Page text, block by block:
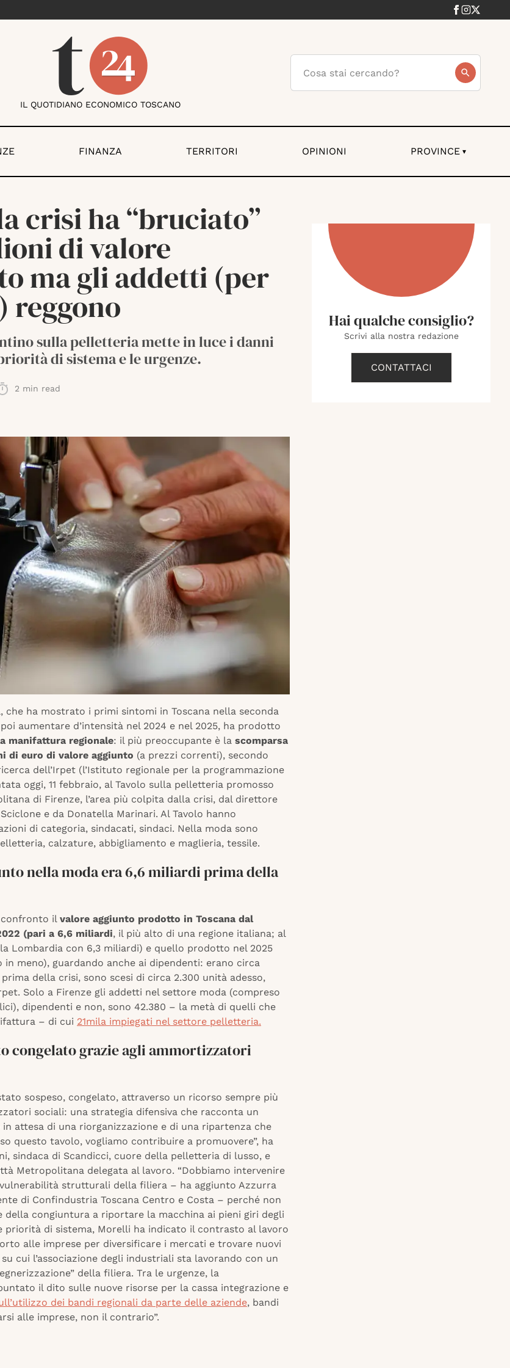
IL QUOTIDIANO ECONOMICO TOSCANO
FINANZA TERRITORI OPINIONI PROVINCE ▾
crisi ha “bruciato”
di valore
ma gli addetti (per
reggono
sulla pelletteria mette in luce i danni
di sistema e le urgenze.
2 min read
che ha mostrato i primi sintomi in Toscana nella seconda
aumentare d’intensità nel 2024 e nel 2025, ha prodotto
manifattura regionale: il più preoccupante è la scomparsa
di euro di valore aggiunto (a prezzi correnti), secondo
dell’Irpet (l’Istituto regionale per la programmazione
oggi, 11 febbraio, al Tavolo sulla pelletteria promosso
di Firenze, l’area più colpita dalla crisi, dal direttore
e da Donatella Marinari. Al Tavolo hanno
di categoria, sindacati, sindaci. Nella moda sono
calzature, abbigliamento e maglieria, tessile.
nella moda era 6,6 miliardi prima della
il valore aggiunto prodotto in Toscana dal
(pari a 6,6 miliardi, il più alto di una regione italiana; al
la Lombardia con 6,3 miliardi) e quello prodotto nel 2025
in meno), guardando anche ai dipendenti: erano circa
prima della crisi, sono scesi di circa 2.300 unità adesso,
Solo a Firenze gli addetti nel settore moda (compreso
dipendenti e non, sono 42.380 – la metà di quelli che
– di cui 21mila impiegati nel settore pelletteria.
congelato grazie agli ammortizzatori
sospeso, congelato, attraverso un ricorso sempre più
sociali: una strategia difensiva che racconta un
attesa di una riorganizzazione e di una ripartenza che
questo tavolo, vogliamo contribuire a promuovere”, ha
sindaca di Scandicci, cuore della pelletteria di lusso, e
Metropolitana delegata al lavoro. “Dobbiamo intervenire
strutturali della filiera – ha aggiunto Azzurra
di Confindustria Toscana Centro e Costa – perché non
della congiuntura a riportare la macchina ai pieni giri degli
priorità di sistema, Morelli ha indicato il contrasto al lavoro
alle imprese per diversificare i mercati e trovare nuovi
cui l’associazione degli industriali sta lavorando con un
della filiera. Tra le urgenze, la
il dito sulle nuove risorse per la cassa integrazione e
dei bandi regionali da parte delle aziende, bandi
alle imprese, non il contrario”.
Hai qualche consiglio?
Scrivi alla nostra redazione
CONTATTACI